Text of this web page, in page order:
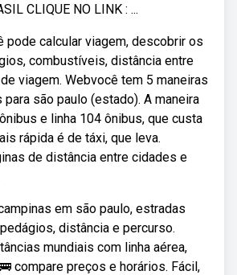
CLIQUE NO LINK : ...
pode calcular viagem, descobrir os
combustíveis, distância entre
viagem. Webvocê tem 5 maneiras
são paulo (estado). A maneira
e linha 104 ônibus, que custa
rápida é de táxi, que leva.
de distância entre cidades e
em são paulo, estradas
distância e percurso.
mundiais com linha aérea,
compare preços e horários. Fácil,